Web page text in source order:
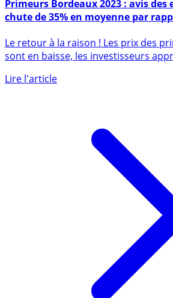
Primeurs Bordeaux 2023 : avis des
chute de 35% en moyenne par
Le retour à la raison ! Les prix des
sont en baisse, les investisseurs
Lire l'article